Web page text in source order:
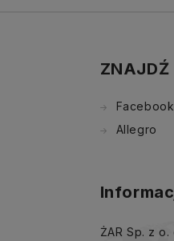
ZNAJDŹ
Facebook
Allegro
ŻAR Sp. z o.